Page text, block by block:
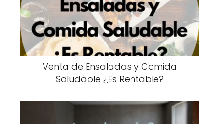
Venta de Ensaladas y Comida
Saludable ¿Es Rentable?